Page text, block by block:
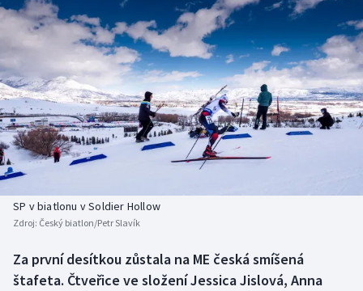
Cyklistika
DALŠÍ SPORTY
Americký fotbal
Baseball a softbal
Basketbal
Biatlon
Box
NEPŘEHLÉDNĚTE
Soutěže
Historické návraty
Aplikace ČT sport
SP v biatlonu v Soldier Hollow
Zdroj: Český biatlon/Petr Slavík
Za první desítkou zůstala na ME česká smíšená
štafeta. Čtveřice ve složení Jessica Jislová, Anna